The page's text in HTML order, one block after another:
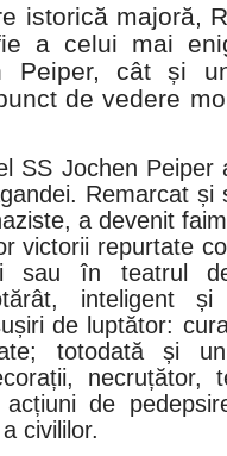
istorică majoră,
a celui mai
Peiper, cât și
de vedere
SS Jochen
Remarcat
a devenit
victorii repurtate
sau în teatrul
inteligent
de luptător:
totodată și
necruțător,
de
civililor.